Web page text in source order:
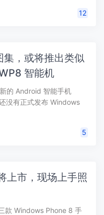
12
，或将推出类似
智能机
的 Android 智能手机
没有正式发布 Windows
5
上市，现场上手照
款 Windows Phone 8 手